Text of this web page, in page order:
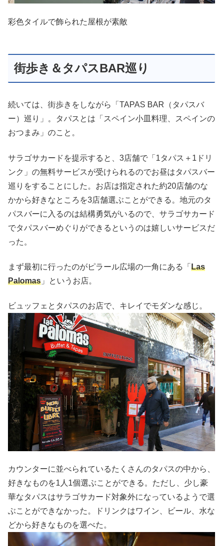
彩色タイルで飾られた屋根が素敵
街歩き＆タパスBAR巡り
続いては、街歩きをしながら「TAPAS BAR（タパスバ
ー）巡り」。タパスとは「スペイン小皿料理、スペインの
おつまみ」のこと。
サラゴサカードを提示すると、3店舗で「1タパス＋1ドリ
ンク」の無料サービスが受けられるのでお昼はタパスバー
巡りをすることにした。お店は指定された約20店舗のな
かから好きなところを3店舗選ぶことができる。地元のタ
パスバーに入るのは結構勇気がいるので、サラゴサカード
でタパスバーめぐりができるというのは嬉しいサービスだ
った。
まず最初に行ったのがピラール広場の一角にある「 Las
Palomas 」というお店。
ビュッフェとタパスのお店で、キレイでモダンな感じ。
カウンターに並べられているたくさんのタパスの中から、
好きなものを1人1個選ぶことができる。ただし、少し豪
華なタパスはサラゴサカード対象外になっているようで選
ぶことができなかった。ドリンクはワイン、ビール、水な
どから好きなものを選べた。